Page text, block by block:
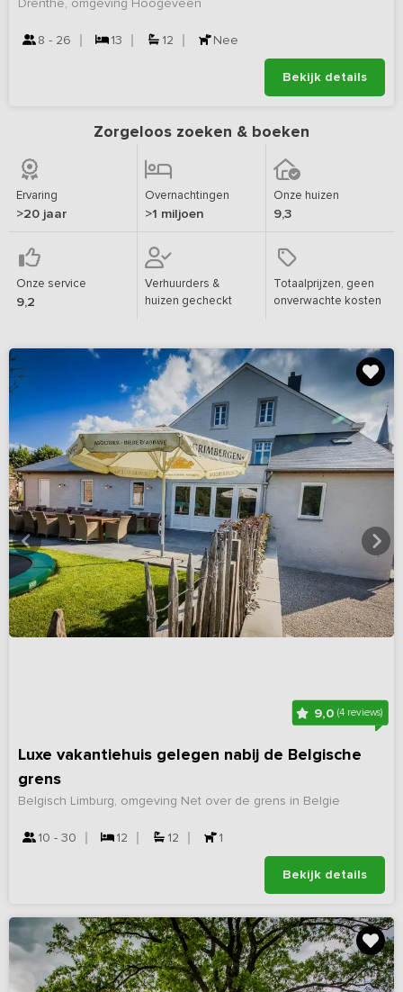
Drenthe, omgeving Hoogeveen
8 - 26 13 12 Nee
Bekijk details
Zorgeloos zoeken & boeken
Ervaring
>20 jaar
Overnachtingen
>1 miljoen
Onze huizen
9,3
Onze service
9,2
Verhuurders &
huizen gecheckt
Totaalprijzen, geen
onverwachte kosten
9,0(4 reviews)
Luxe vakantiehuis gelegen nabij de Belgische
grens
Belgisch Limburg, omgeving Net over de grens in Belgie
10 - 30 12 12 1
Bekijk details